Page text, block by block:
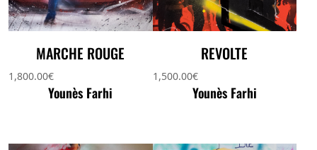
MARCHE ROUGE
1,800.00€
Younès Farhi
REVOLTE
1,500.00€
Younès Farhi